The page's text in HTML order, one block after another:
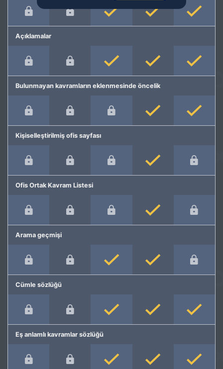
Açıklamalar
Bulunmayan kavramların eklenmesinde öncelik
Kişiselleştirilmiş ofis sayfası
Ofis Ortak Kavram Listesi
Arama geçmişi
Cümle sözlüğü
Eş anlamlı kavramlar sözlüğü